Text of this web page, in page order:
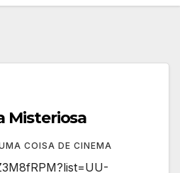
Misteriosa
COISA DE CINEMA